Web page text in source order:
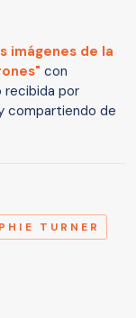
imágenes de la
con
recibida por
compartiendo de
TURNER